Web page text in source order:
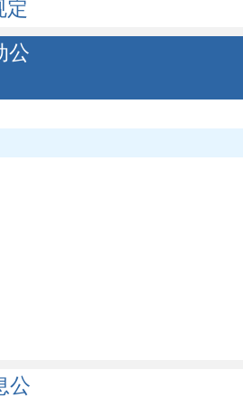
定
公
公